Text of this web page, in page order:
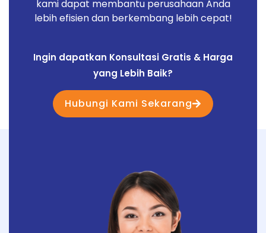
kami dapat membantu perusahaan Anda
lebih efisien dan berkembang lebih cepat!
Ingin dapatkan Konsultasi Gratis & Harga
yang Lebih Baik?
Hubungi Kami Sekarang